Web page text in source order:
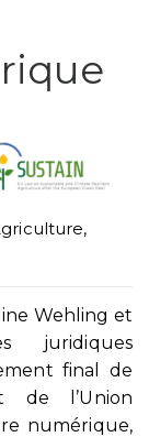
,
Wehling et
juridiques
final de
de l’Union
numérique,